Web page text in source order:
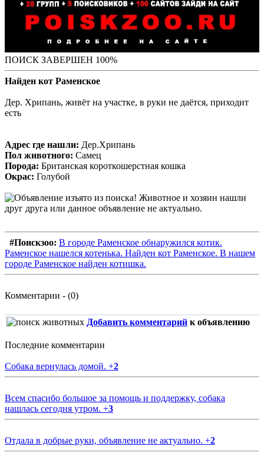
ПОИСК ЗАВЕРШЕН 100%
Найден кот Раменское
Дер. Хрипань, живёт на участке, в руки не даётся, приходит
есть
Адрес где нашли: Дер.Хрипань
Пол животного: Самец
Порода: Британская короткошерстная кошка
Окрас: Голубой
#Поискзоо: В городе Раменское обнаружился котик.
Раменское нашелся котенька. Найден кот Раменское. В нашем
городе Раменское найден котишка.
Комментарии - (0)
Добавить комментарий к объявлению
Последние комментарии
Собака вернулась домой. +2
Всем спасибо большое за помощь и поддержку, собака
нашлась сегодня утром. +3
Отдала в добрые руки, объявление не актуально. +2